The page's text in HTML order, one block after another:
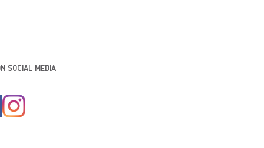
SOCIAL MEDIA